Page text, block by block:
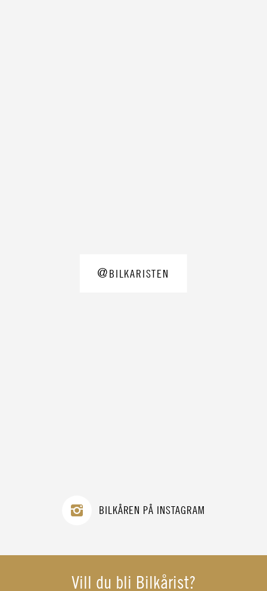
@BILKARISTEN
BILKÅREN PÅ INSTAGRAM
Vill du bli Bilkårist?